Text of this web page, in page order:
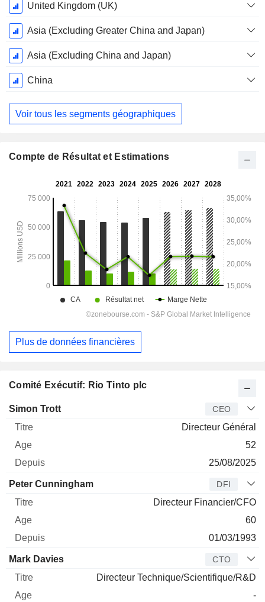
United Kingdom (UK)
Asia (Excluding Greater China and Japan)
Asia (Excluding China and Japan)
China
Voir tous les segments géographiques
Comité Exécutif: Rio Tinto plc
Dirigeant Titre
Simon Trott CEO
Directeur Général
52
25/08/2025
Peter Cunningham DFI
Directeur Financier/CFO
60
01/03/1993
Mark Davies CTO
Directeur Technique/Scientifique/R&D
-
Compte de Résultat et Estimations
Plus de données financières